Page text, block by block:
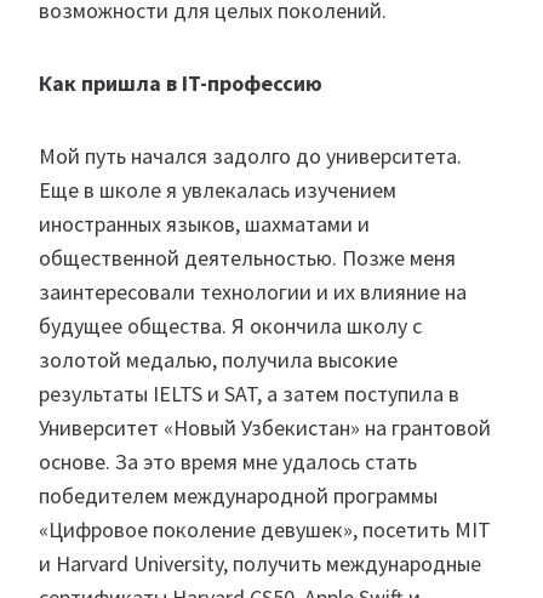
возможности для целых поколений.
Как пришла в IT-профессию
Мой путь начался задолго до университета.
Еще в школе я увлекалась изучением
иностранных языков, шахматами и
общественной деятельностью. Позже меня
заинтересовали технологии и их влияние на
будущее общества. Я окончила школу с
золотой медалью, получила высокие
результаты IELTS и SAT, а затем поступила в
Университет «Новый Узбекистан» на грантовой
основе. За это время мне удалось стать
победителем международной программы
«Цифровое поколение девушек», посетить MIT
и Harvard University, получить международные